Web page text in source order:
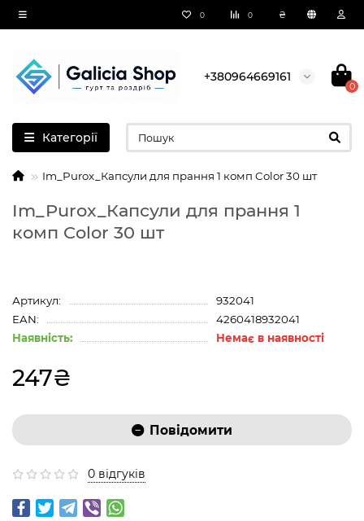
0 0 ₴
+380964669161
0
Категорії
Im_Purox_Капсули для прання 1 комп Color 30 шт
Im_Purox_Капсули для прання 1
комп Color 30 шт
Артикул:
932041
EAN:
4260418932041
Наявність:
Немає в наявності
247₴
Повідомити
0 відгуків